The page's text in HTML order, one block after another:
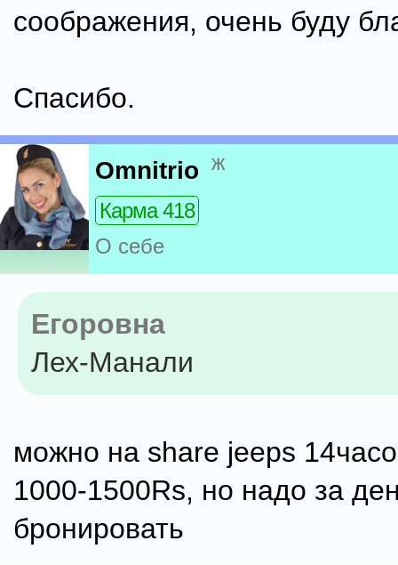
соображения, очень буду
Спасибо.
Omnitrio ж
Карма 418
О себе
Егоровна
Лех-Манали
можно на share jeeps
1000-1500Rs, но надо за
бронировать